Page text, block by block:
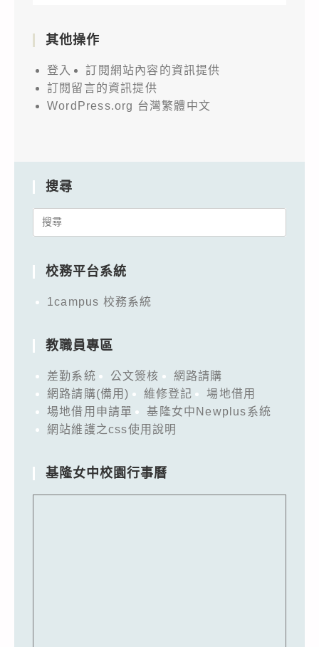
其他操作
登入
訂閱網站內容的資訊提供
訂閱留言的資訊提供
WordPress.org 台灣繁體中文
搜尋
Search
校務平台系統
1campus 校務系統
教職員專區
差勤系統 公文簽核
網路請購
網路請購(備用)
維修登記
場地借用
場地借用申請單
基隆女中Newplus系統
網站維護之css使用說明
基隆女中校園行事曆